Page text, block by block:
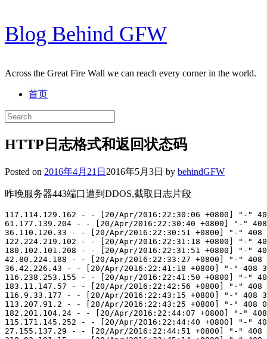
Skip
to
content
Blog Behind GFW
Across the Great Fire Wall we can reach every corner in the world.
首页
Search
for:
HTTP日志格式和返回状态码
Posted on 2016年4月21日 2016年5月3日 by behindGFW
昨晚服务器443端口遭到DDOS,截取日志片段
117.114.129.162 - - [20/Apr/2016:22:30:06 +0800] "-"
61.177.139.204 - - [20/Apr/2016:22:30:40 +0800] "-"
36.110.120.33 - - [20/Apr/2016:22:30:51 +0800] "-"
122.224.219.102 - - [20/Apr/2016:22:31:18 +0800] "-"
180.102.101.208 - - [20/Apr/2016:22:31:51 +0800] "-"
42.80.224.188 - - [20/Apr/2016:22:33:27 +0800] "-"
36.42.226.43 - - [20/Apr/2016:22:41:18 +0800] "-" 408
116.238.253.155 - - [20/Apr/2016:22:41:50 +0800] "-"
183.11.147.57 - - [20/Apr/2016:22:42:56 +0800] "-"
116.9.33.177 - - [20/Apr/2016:22:43:15 +0800] "-" 408
113.207.91.2 - - [20/Apr/2016:22:43:25 +0800] "-"
182.201.104.24 - - [20/Apr/2016:22:44:07 +0800] "-"
115.171.145.252 - - [20/Apr/2016:22:44:40 +0800] "-"
27.155.137.29 - - [20/Apr/2016:22:44:51 +0800] "-"